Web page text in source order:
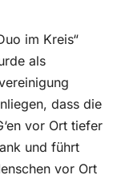
im Kreis“
als
dass die
vor Ort tiefer
und führt
vor Ort